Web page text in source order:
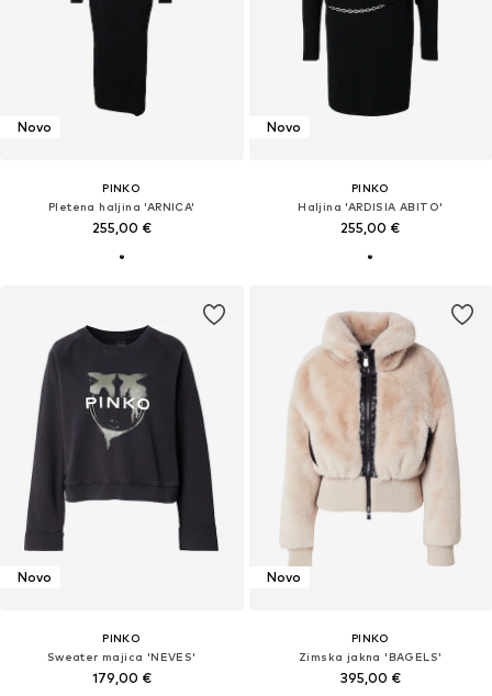
Novo
PINKO
Pletena haljina 'ARNICA'
255,00 €
Novo
PINKO
Haljina 'ARDISIA ABITO'
255,00 €
Novo
PINKO
Sweater majica 'NEVES'
179,00 €
Novo
PINKO
Zimska jakna 'BAGELS'
395,00 €